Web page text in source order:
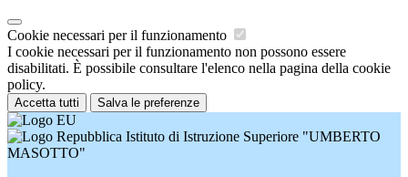
Cookie necessari per il funzionamento
I cookie necessari per il funzionamento non possono essere
disabilitati. È possibile consultare l'elenco nella pagina della cookie
policy.
Accetta tutti Salva le preferenze
Istituto di Istruzione Superiore "UMBERTO
MASOTTO"